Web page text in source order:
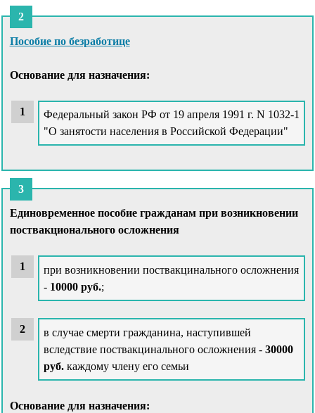
Пособие по безработице
Основание для назначения:
Федеральный закон РФ от 19 апреля 1991 г. N 1032-1
"О занятости населения в Российской Федерации"
Единовременное пособие гражданам при возникновении
поствакционального осложнения
при возникновении поствакцинального осложнения
- 10000 руб.;
в случае смерти гражданина, наступившей
вследствие поствакцинального осложнения - 30000
руб.каждому члену его семьи
Основание для назначения: